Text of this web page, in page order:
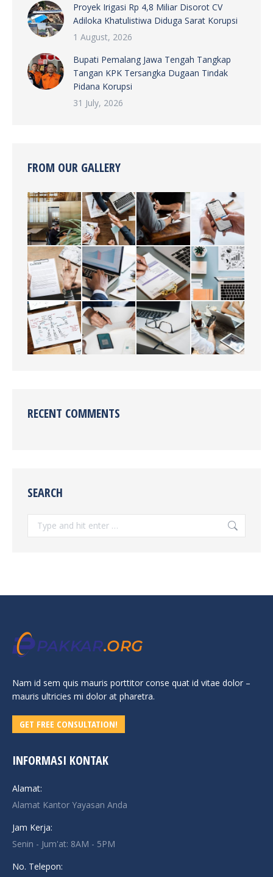
Proyek Irigasi Rp 4,8 Miliar Disorot CV
Adiloka Khatulistiwa Diduga Sarat Korupsi
1 August, 2026
Bupati Pemalang Jawa Tengah Tangkap
Tangan KPK Tersangka Dugaan Tindak
Pidana Korupsi
31 July, 2026
FROM OUR GALLERY
RECENT COMMENTS
SEARCH
Search:
Nam id sem quis mauris porttitor conse quat id vitae dolor –
mauris ultricies mi dolor at pharetra.
GET FREE CONSULTATION!
INFORMASI KONTAK
Alamat:
Alamat Kantor Yayasan Anda
Jam Kerja:
Senin - Jum'at: 8AM - 5PM
No. Telepon: